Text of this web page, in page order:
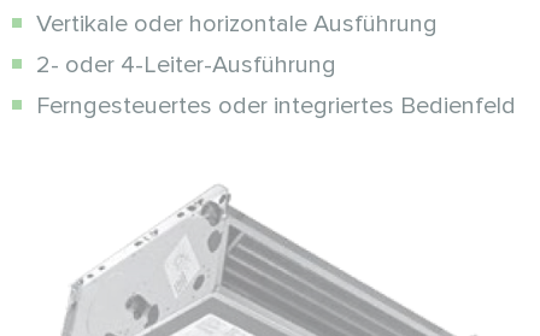
Vertikale oder horizontale Ausführung
2- oder 4-Leiter-Ausführung
Ferngesteuertes oder integriertes Bedienfeld